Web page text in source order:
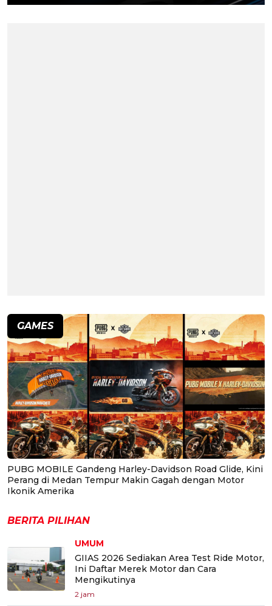
GAMES
PUBG MOBILE Gandeng Harley-Davidson Road Glide, Kini
Perang di Medan Tempur Makin Gagah dengan Motor
Ikonik Amerika
BERITA PILIHAN
UMUM
GIIAS 2026 Sediakan Area Test Ride Motor,
Ini Daftar Merek Motor dan Cara
Mengikutinya
2 jam